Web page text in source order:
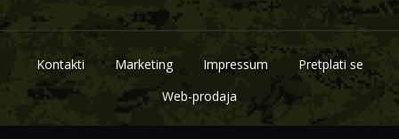
Kontakti Marketing Impressum
Pretplati se
Web-prodaja